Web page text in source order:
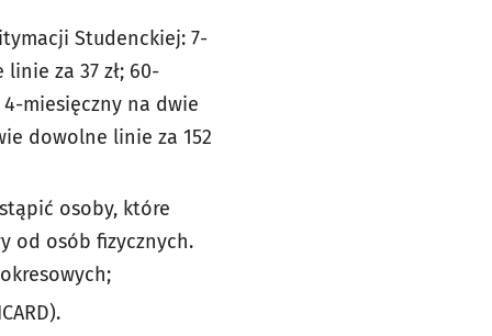
Studenckiej: 7-
za 37 zł; 60-
miesięczny na dwie
dowolne linie za 152
osoby, które
od osób fizycznych.